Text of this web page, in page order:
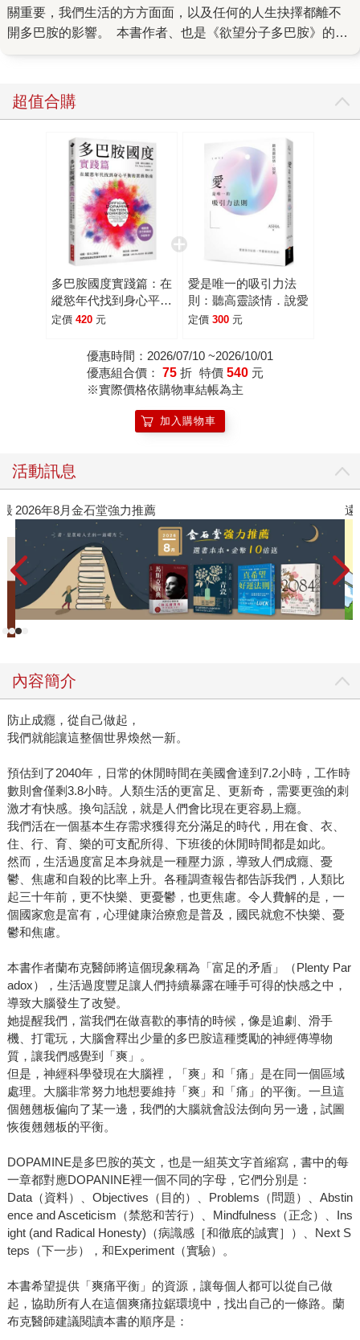
關重要，我們生活的方方面面，以及任何的人生抉擇都離不
開多巴胺的影響。 本書作者、也是《欲望分子多巴胺》的共
——何不拿你現在所擁有的，去換取可能更好的東西？ 這套
系統從人類演化之初就一路伴隨着我們，在蠻荒時代，它有
個物質豐富的社會之中，這套系統卻可能會反過來為我們帶
來麻煩和挑戰——我們的生活充斥著五光十色的誘人事物，
無時無刻不觸發這個欲望分子「想要」的反應，然而我們這
套多巴胺系統還太古老、來不及跟上時代進步的腳步，因此
很容易會令我們陷入不斷追逐新奇刺激的迴圈之中。 在這個
充滿欲望與縱欲的時代中，麥可．隆為我們帶來了一本圍繞
找到真正有意義的人生。在本書中，我們首先會認識到多巴
胺的運作機制，瞭解它是如何操控我們的「想要」之情，去
那我們是否能夠主動調節多巴胺的強弱濃度，而阻隔其影
法只用一種方法就能將所有挑戰都迎刃而解。相反，我們得
學習運用各種策略來應對，一套方法以解決一個問題。針對
我們在生活中常見的多巴胺挑戰——涵括了關係、生活、工
「欲望分子」的實用方法，幫助我們將多巴胺的負面影響降
的練習方式、擁有持續投入的決心、建立新的思維框架。但
這既是難題也是契機，我們能因而克服現代化帶來的負面衝
擊，如此便能擁有更幸福、更充實的生活。只要有足夠的領
悟和努力，我們就有可能實現超乎想像的繁盛人生，而這正
是本書希望能幫助你達到的人生。
超值合購
多巴胺國度實踐篇：在
縱慾年代找到身心平衡
的實務指南
定價 420 元
愛是唯一的吸引力法
則：聽高靈談情．說愛
定價 300 元
優惠時間：2026/07/10 ~2026/10/01
優惠組合價： 75 折 特價 540 元
※實際價格依購物車結帳為主
加入購物車
活動訊息
內容簡介
防止成癮，從自己做起，
我們就能讓這整個世界煥然一新。
預估到了2040年，日常的休閒時間在美國會達到7.2小時，工作時
數則會僅剩3.8小時。人類生活的更富足、更新奇，需要更強的刺
激才有快感。換句話說，就是人們會比現在更容易上癮。
我們活在一個基本生存需求獲得充分滿足的時代，用在食、衣、
住、行、育、樂的可支配所得、下班後的休閒時間都是如此。
然而，生活過度富足本身就是一種壓力源，導致人們成癮、憂
鬱、焦慮和自殺的比率上升。各種調查報告都告訴我們，人類比
起三十年前，更不快樂、更憂鬱，也更焦慮。令人費解的是，一
個國家愈是富有，心理健康治療愈是普及，國民就愈不快樂、憂
鬱和焦慮。
本書作者蘭布克醫師將這個現象稱為「富足的矛盾」（Plenty Par
adox），生活過度豐足讓人們持續暴露在唾手可得的快感之中，
導致大腦發生了改變。
她提醒我們，當我們在做喜歡的事情的時候，像是追劇、滑手
機、打電玩，大腦會釋出少量的多巴胺這種獎勵的神經傳導物
質，讓我們感覺到「爽」。
但是，神經科學發現在大腦裡，「爽」和「痛」是在同一個區域
處理。大腦非常努力地想要維持「爽」和「痛」的平衡。一旦這
個翹翹板偏向了某一邊，我們的大腦就會設法倒向另一邊，試圖
恢復翹翹板的平衡。
DOPAMINE是多巴胺的英文，也是一組英文字首縮寫，書中的每
一章都對應DOPANINE裡一個不同的字母，它們分別是：
Data（資料）、Objectives（目的）、Problems（問題）、Abstin
ence and Asceticism（禁慾和苦行）、Mindfulness（正念）、Ins
ight (and Radical Honesty)（病識感［和徹底的誠實］）、Next S
teps（下一步），和Experiment（實驗）。
本書希望提供「爽痛平衡」的資源，讓每個人都可以從自己做
起，協助所有人在這個爽痛拉鋸環境中，找出自己的一條路。蘭
布克醫師建議閱讀本書的順序是：